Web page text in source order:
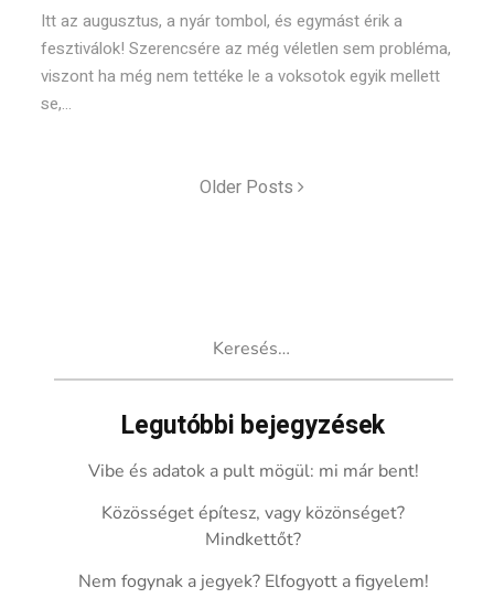
Itt az augusztus, a nyár tombol, és egymást érik a
fesztiválok! Szerencsére az még véletlen sem probléma,
viszont ha még nem tettéke le a voksotok egyik mellett
se,...
Older Posts
Legutóbbi bejegyzések
Vibe és adatok a pult mögül: mi már bent!
Közösséget építesz, vagy közönséget?
Mindkettőt?
Nem fogynak a jegyek? Elfogyott a figyelem!